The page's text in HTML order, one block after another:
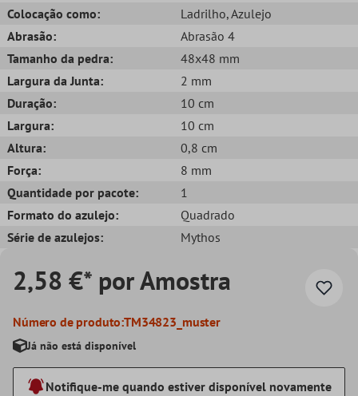
Colocação como:
Ladrilho, Azulejo
Abrasão:
Abrasão 4
Tamanho da pedra:
48x48 mm
Largura da Junta:
2 mm
Duração:
10 cm
Largura:
10 cm
Altura:
0,8 cm
Força:
8 mm
Quantidade por pacote:
1
Formato do azulejo:
Quadrado
Série de azulejos:
Mythos
2,58 €* por Amostra
Número de produto:TM34823_muster
Já não está disponível
Notifique-me quando estiver disponível novamente